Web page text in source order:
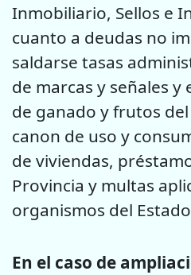
Inmobiliario, Sellos e
cuanto a deudas no
saldarse tasas
de marcas y señales y
de ganado y frutos
canon de uso y
de viviendas,
Provincia y multas
organismos del
En el caso de